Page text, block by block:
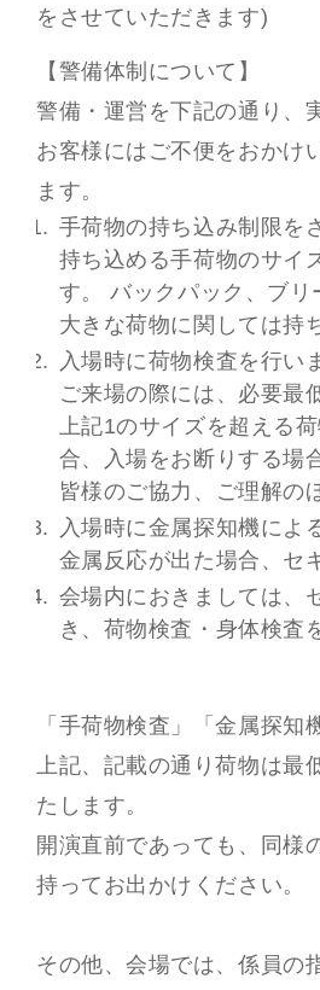
をさせていただきます)
【警備体制について】
警備・運営を下記の通り、
お客様にはご不便をおかけ
ます。
手荷物の持ち込み制限を
持ち込める手荷物のサイ
す。 バックパック、ブ
大きな荷物に関しては持
入場時に荷物検査を行い
ご来場の際には、必要最
上記1のサイズを超える
合、入場をお断りする場
皆様のご協力、ご理解の
入場時に金属探知機によ
金属反応が出た場合、セ
会場内におきましては、
き、荷物検査・身体検査
「手荷物検査」「金属探
上記、記載の通り荷物は
たします。
開演直前であっても、同様
持ってお出かけください。
その他、会場では、係員の